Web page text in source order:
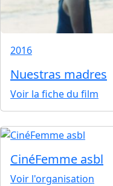
2016
Nuestras madres
Voir la fiche du film
CinéFemme asbl
Voir l'organisation